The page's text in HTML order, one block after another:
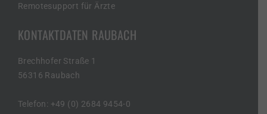
Remotesupport für Ärzte
KONTAKTDATEN RAUBACH
Brechhofer Straße 1
56316 Raubach
Telefon: +49 (0) 2684 9454-0